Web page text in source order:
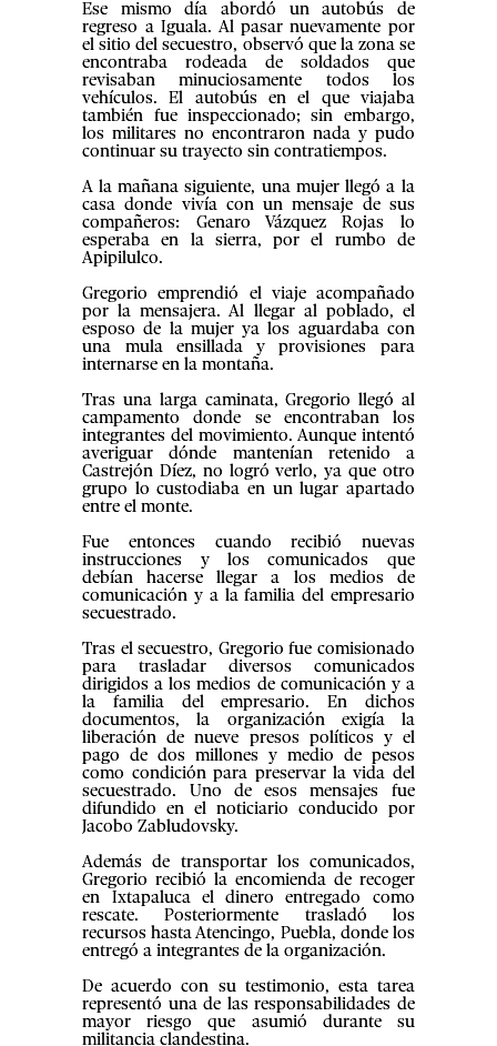
Ese mismo día abordó un autobús de
regreso a Iguala. Al pasar nuevamente por
el sitio del secuestro, observó que la zona se
encontraba rodeada de soldados que
revisaban minuciosamente todos los
vehículos. El autobús en el que viajaba
también fue inspeccionado; sin embargo,
los militares no encontraron nada y pudo
continuar su trayecto sin contratiempos.
A la mañana siguiente, una mujer llegó a la
casa donde vivía con un mensaje de sus
compañeros: Genaro Vázquez Rojas lo
esperaba en la sierra, por el rumbo de
Apipilulco.
Gregorio emprendió el viaje acompañado
por la mensajera. Al llegar al poblado, el
esposo de la mujer ya los aguardaba con
una mula ensillada y provisiones para
internarse en la montaña.
Tras una larga caminata, Gregorio llegó al
campamento donde se encontraban los
integrantes del movimiento. Aunque intentó
averiguar dónde mantenían retenido a
Castrejón Díez, no logró verlo, ya que otro
grupo lo custodiaba en un lugar apartado
entre el monte.
Fue entonces cuando recibió nuevas
instrucciones y los comunicados que
debían hacerse llegar a los medios de
comunicación y a la familia del empresario
secuestrado.
Tras el secuestro, Gregorio fue comisionado
para trasladar diversos comunicados
dirigidos a los medios de comunicación y a
la familia del empresario. En dichos
documentos, la organización exigía la
liberación de nueve presos políticos y el
pago de dos millones y medio de pesos
como condición para preservar la vida del
secuestrado. Uno de esos mensajes fue
difundido en el noticiario conducido por
Jacobo Zabludovsky.
Además de transportar los comunicados,
Gregorio recibió la encomienda de recoger
en Ixtapaluca el dinero entregado como
rescate. Posteriormente trasladó los
recursos hasta Atencingo, Puebla, donde los
entregó a integrantes de la organización.
De acuerdo con su testimonio, esta tarea
representó una de las responsabilidades de
mayor riesgo que asumió durante su
militancia clandestina.